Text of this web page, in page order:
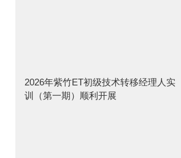
2026年紫竹ET初级技术转移经理人实
训（第一期）顺利开展